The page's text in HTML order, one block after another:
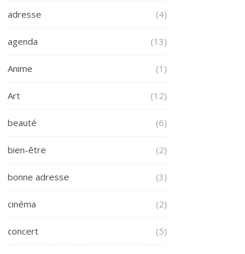
adresse (4)
agenda (13)
Anime (1)
Art (12)
beauté (6)
bien-être (2)
bonne adresse (3)
cinéma (2)
concert (5)